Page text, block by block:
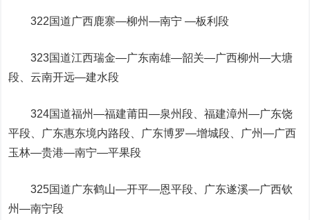
322国道广西鹿寨—柳州—南宁 —板利段
323国道江西瑞金—广东南雄—韶关—广西柳州—大塘
段、云南开远—建水段
324国道福州—福建莆田—泉州段、福建漳州—广东饶
平段、广东惠东境内路段、广东博罗—增城段、广州—广西
玉林—贵港—南宁—平果段
325国道广东鹤山—开平—恩平段、广东遂溪—广西钦
州—南宁段